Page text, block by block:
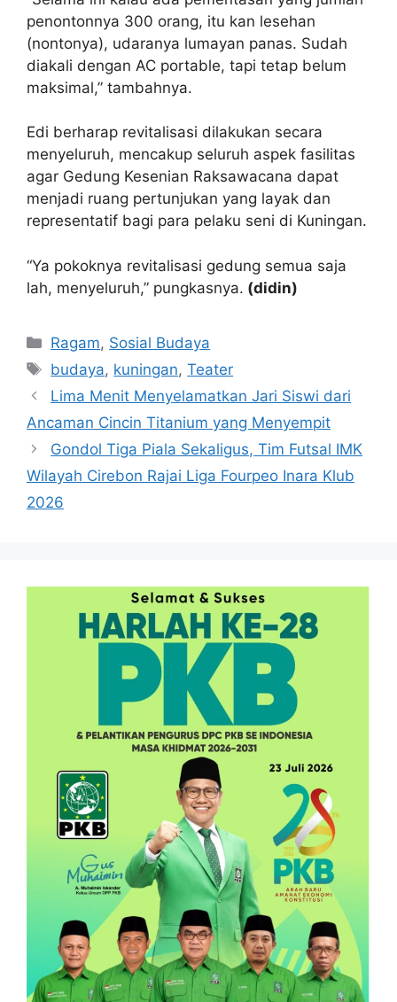
penontonnya 300 orang, itu kan lesehan
(nontonya), udaranya lumayan panas. Sudah
diakali dengan AC portable, tapi tetap belum
maksimal,” tambahnya.
Edi berharap revitalisasi dilakukan secara
menyeluruh, mencakup seluruh aspek fasilitas
agar Gedung Kesenian Raksawacana dapat
menjadi ruang pertunjukan yang layak dan
representatif bagi para pelaku seni di Kuningan.
“Ya pokoknya revitalisasi gedung semua saja
lah, menyeluruh,” pungkasnya. (didin)
Kategori
Ragam, Sosial Budaya
Tag
budaya, kuningan,Teater
Lima Menit Menyelamatkan Jari Siswi dari
Ancaman Cincin Titanium yang Menyempit
Gondol Tiga Piala Sekaligus, Tim Futsal IMK
Wilayah Cirebon Rajai Liga Fourpeo Inara Klub
2026